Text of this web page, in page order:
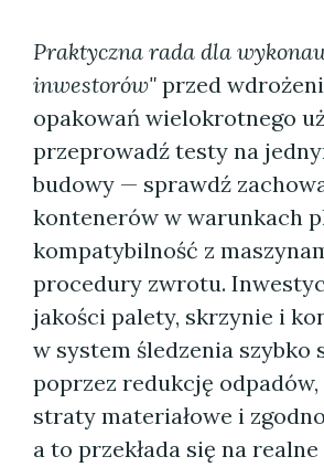
Praktyczna rada dla
inwestorów" przed
opakowań wielokrotnego
przeprowadź testy na
budowy — sprawdź
kontenerów w warunkach
kompatybilność z
procedury zwrotu.
jakości palety, skrzynie i
w system śledzenia szybko
poprzez redukcję
straty materiałowe i
a to przekłada się na realne